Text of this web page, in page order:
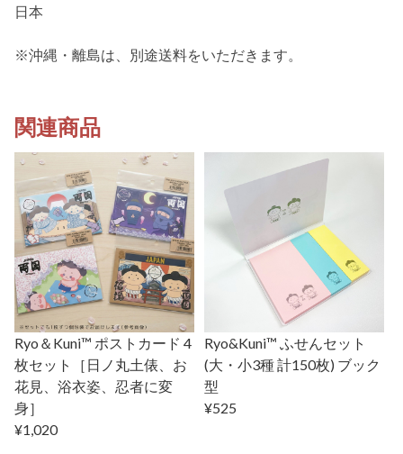
日本
※沖縄・離島は、別途送料をいただきます。
関連商品
Ryo＆Kuni™ ポストカード 4
枚セット［日ノ丸土俵、お
花見、浴衣姿、忍者に変
身］
¥1,020
Ryo&Kuni™ ふせんセット
(大・小3種 計150枚) ブック
型
¥525